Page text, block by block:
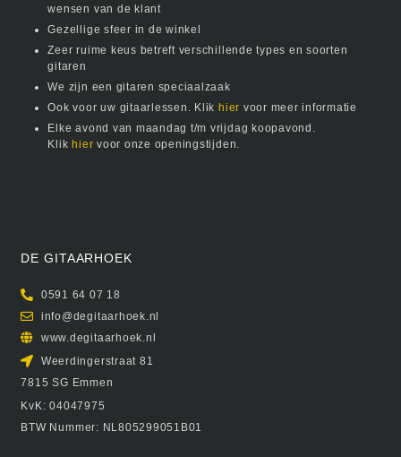
wensen van de klant
Gezellige sfeer in de winkel
Zeer ruime keus betreft verschillende types en soorten
gitaren
We zijn een gitaren speciaalzaak
Ook voor uw gitaarlessen. Klik hier voor meer informatie
Elke avond van maandag t/m vrijdag koopavond.
Klik hier voor onze openingstijden.
DE GITAARHOEK
0591 64 07 18
info@degitaarhoek.nl
www.degitaarhoek.nl
Weerdingerstraat 81
7815 SG Emmen
KvK: 04047975
BTW Nummer: NL805299051B01